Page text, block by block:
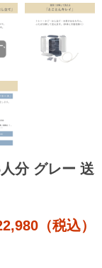
分 グレー 送
（税込）